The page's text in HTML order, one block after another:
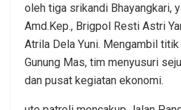
oleh tiga srikandi Bhayangkari,
Amd.Kep., Brigpol Resti Astri
Atrila Dela Yuni. Mengambil
Gunung Mas, tim menyusuri
dan pusat kegiatan ekonomi.